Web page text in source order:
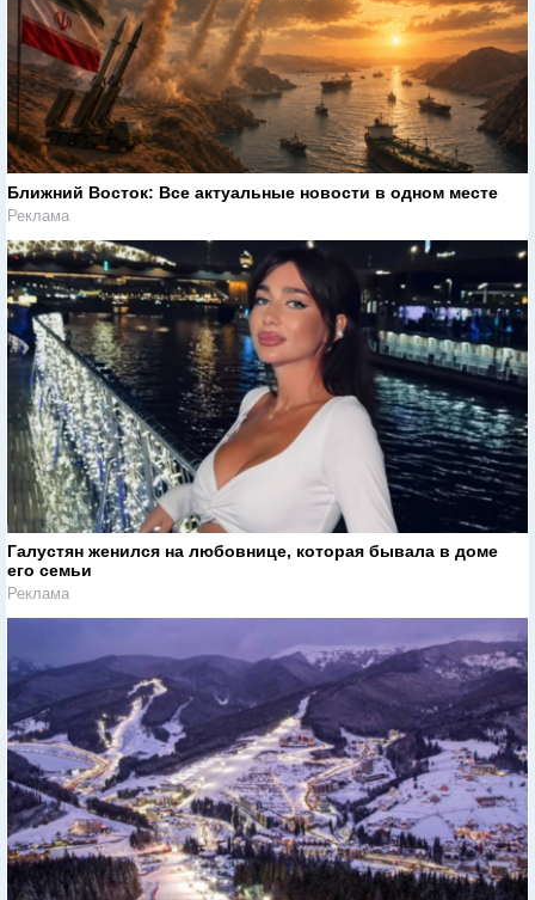
Ближний Восток: Все актуальные новости в одном месте
Реклама
Галустян женился на любовнице, которая бывала в доме
его семьи
Реклама